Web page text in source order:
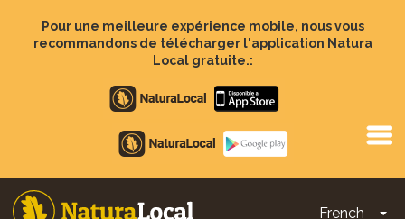
contenu
Pour une meilleure expérience mobile, nous vous
recommandons de télécharger l'application Natura
Local gratuite.:
Apple
store
Google
Play
French